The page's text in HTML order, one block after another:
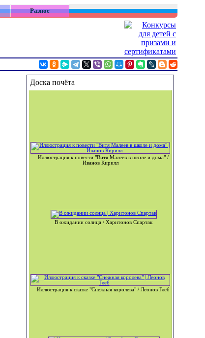
Разное
Доска почёта
Иллюстрация к повести "Витя Малеев в школе и дома" /
Иванов Кирилл
В ожидании солнца / Харитонов Спартак
Иллюстрация к сказке "Снежная королева" / Леонов Глеб